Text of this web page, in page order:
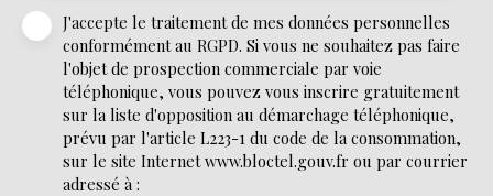
J'accepte le traitement de mes données personnelles
conformément au RGPD. Si vous ne souhaitez pas faire
l'objet de prospection commerciale par voie
téléphonique, vous pouvez vous inscrire gratuitement
sur la liste d'opposition au démarchage téléphonique,
prévu par l'article L223-1 du code de la consommation,
sur le site Internet www.bloctel.gouv.fr ou par courrier
adressé à :